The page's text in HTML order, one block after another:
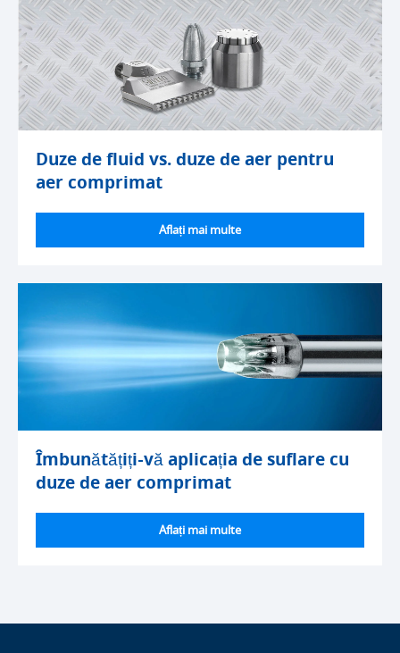
Duze de fluid vs. duze de aer pentru
aer comprimat
Aflați mai multe
Îmbunătățiți-vă aplicația de suflare cu
duze de aer comprimat
Aflați mai multe